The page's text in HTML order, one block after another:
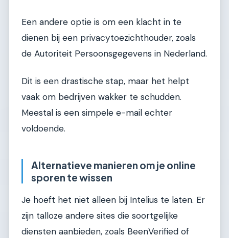
Een andere optie is om een klacht in te
dienen bij een privacytoezichthouder, zoals
de Autoriteit Persoonsgegevens in Nederland.
Dit is een drastische stap, maar het helpt
vaak om bedrijven wakker te schudden.
Meestal is een simpele e-mail echter
voldoende.
Alternatieve manieren om je online
sporen te wissen
Je hoeft het niet alleen bij Intelius te laten. Er
zijn talloze andere sites die soortgelijke
diensten aanbieden, zoals BeenVerified of